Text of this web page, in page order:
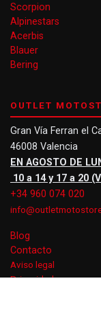
Scorpion
Alpinestars
Acerbis
Blauer
Bering
OUTLET
Gran Vía Ferran el
46008 Valencia
EN AGOSTO DE
10 a 14 y 17 a 20
+34 960 074 020
Blog
Contacto
Aviso legal
Privacidad